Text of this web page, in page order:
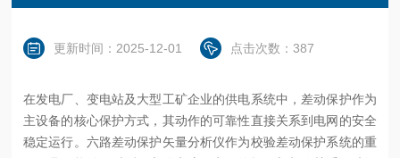
更新时间：2025-12-01 点击次数：387
在发电厂、变电站及大型工矿企业的供电系统中，差动保护作为
主设备的核心保护方式，其动作的可靠性直接关系到电网的安全
稳定运行。六路差动保护矢量分析仪作为校验差动保护系统的重